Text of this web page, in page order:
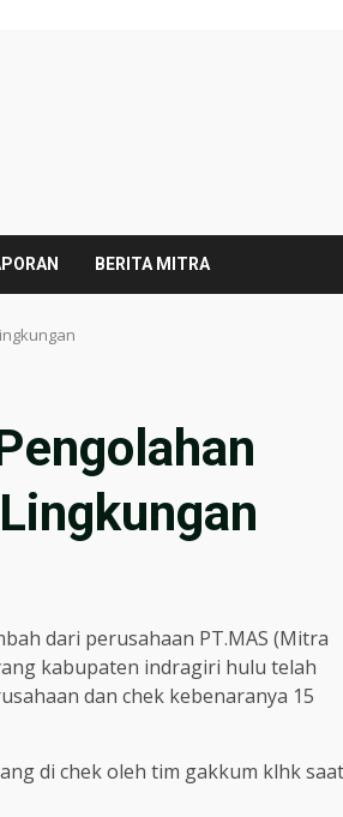
BERITA MITRA
dari perusahaan PT.MAS (Mitra
kabupaten indragiri hulu telah
dan chek kebenaranya 15
di chek oleh tim gakkum klhk saat